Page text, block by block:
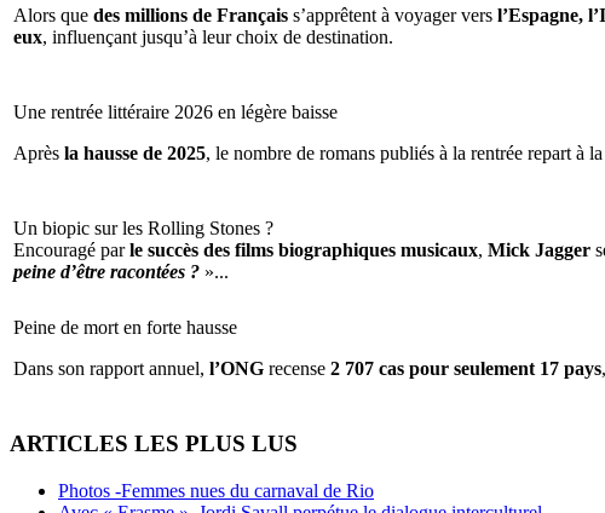
Alors que des millions de Français s’apprêtent à voyager vers l’Espagne,
eux, influençant jusqu’à leur choix de destination.
Une rentrée littéraire 2026 en légère baisse
Après la hausse de 2025, le nombre de romans publiés à la rentrée repart à
Un biopic sur les Rolling Stones ?
Encouragé parle succès des films biographiques musicaux, Mick Jagger
peine d’être racontées ? »...
Peine de mort en forte hausse
Dans son rapport annuel, l’ONG recense 2 707 cas pour seulement 17 pays
ARTICLES LES PLUS LUS
Photos -Femmes nues du carnaval de Rio